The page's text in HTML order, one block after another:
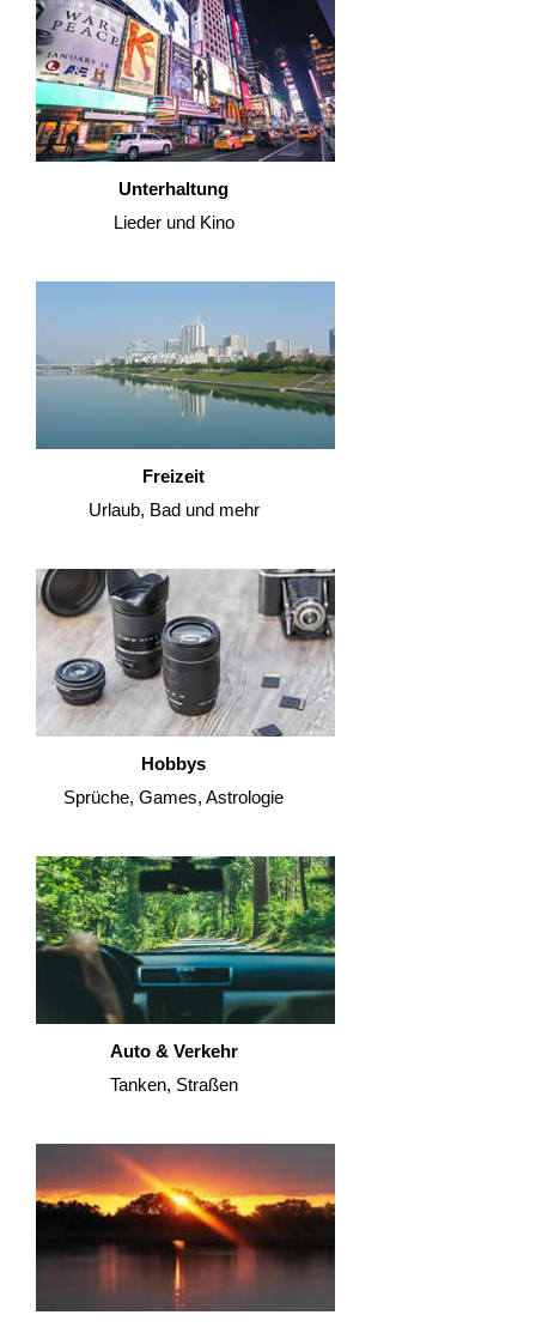
Unterhaltung
Lieder und Kino
Freizeit
Urlaub, Bad und mehr
Hobbys
Sprüche, Games, Astrologie
Auto & Verkehr
Tanken, Straßen